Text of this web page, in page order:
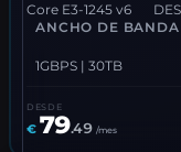
Core E3-1245 v6
ANCHO DE BANDA
1GBPS | 30TB
DESDE
€ 79.49 /mes